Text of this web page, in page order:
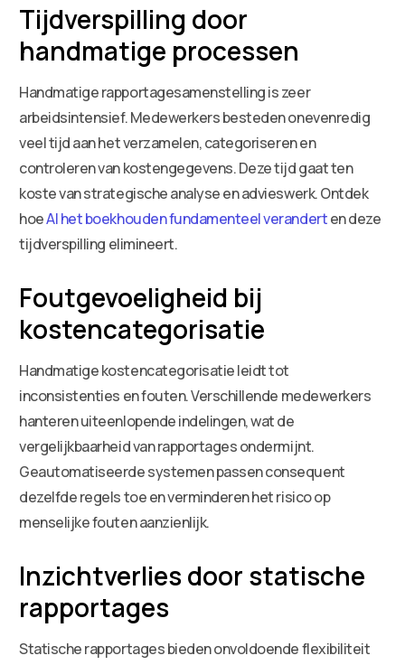
Tijdverspilling door
handmatige processen
Handmatige rapportagesamenstelling is zeer
arbeidsintensief. Medewerkers besteden onevenredig
veel tijd aan het verzamelen, categoriseren en
controleren van kostengegevens. Deze tijd gaat ten
koste van strategische analyse en advieswerk. Ontdek
hoeAI het boekhouden fundamenteel veranderten deze
tijdverspilling elimineert.
Foutgevoeligheid bij
kostencategorisatie
Handmatige kostencategorisatie leidt tot
inconsistenties en fouten. Verschillende medewerkers
hanteren uiteenlopende indelingen, wat de
vergelijkbaarheid van rapportages ondermijnt.
Geautomatiseerde systemen passen consequent
dezelfde regels toe en verminderen het risico op
menselijke fouten aanzienlijk.
Inzichtverlies door statische
rapportages
Statische rapportages bieden onvoldoende flexibiliteit